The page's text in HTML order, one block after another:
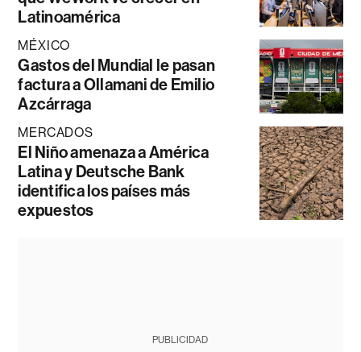
Latinoamérica
MÉXICO
Gastos del Mundial le pasan
factura a Ollamani de Emilio
Azcárraga
MERCADOS
El Niño amenaza a América
Latina y Deutsche Bank
identifica los países más
expuestos
PUBLICIDAD